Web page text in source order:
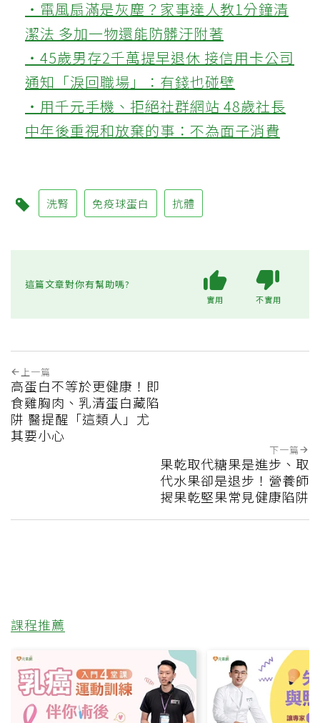
‧電風扇滿是灰塵？家事達人教1分鐘清
潔法 多加一物還能防髒汙附著
‧45歲男存2千萬提早退休 接信用卡公司
通知「淚回職場」：有錢也碰壁
‧用千元手機、拒絕社群網站 48歲社長
中年後重視和放棄的事：不為面子消費
洗腎 免疫球蛋白 抗體
這篇文章對你有幫助嗎?
實用 不實用
上一篇
高蛋白不等於更健康！即
食雞胸肉、乳清蛋白藏陷
阱 醫提醒「這類人」尤
其要小心
下一篇
果乾取代糖果是進步、取
代水果卻是退步！營養師
揭果乾堅果常見健康陷阱
課程推薦